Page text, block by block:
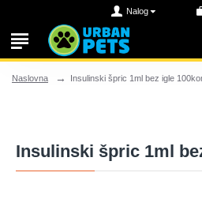
Nalog
Naslovna Insulinski špric 1ml bez igle
Insulinski špric 1ml